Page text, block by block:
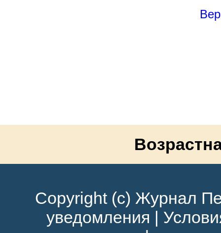
Copyright (c) Журнал
уведомления |